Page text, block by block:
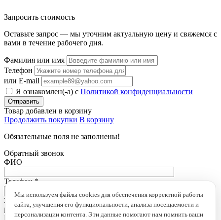
Мы используем файлы cookies для обеспечения корректной работы
сайта, улучшения его функциональности, анализа посещаемости и
персонализации контента. Эти данные помогают нам помнить ваши
Запросить стоимость
Оставьте запрос — мы уточним актуальную цену и свяжемся с
вами в течение рабочего дня.
Фамилия или имя
Телефон
или E-mail
Я ознакомлен(-а) с Политикой конфиденциальности
Товар добавлен в корзину
Продолжить покупки В корзину
Обязательные поля не заполнены!
Обратный звонок
ФИО
Телефон*
Это поле обязательно для заполнения
loading...